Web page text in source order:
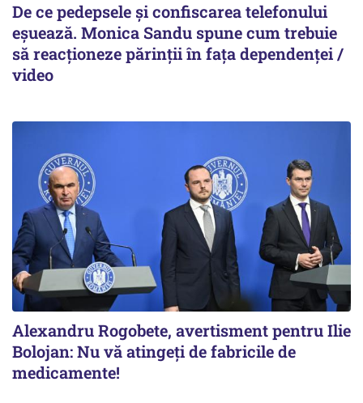
De ce pedepsele și confiscarea telefonului
eșuează. Monica Sandu spune cum trebuie
să reacționeze părinții în fața dependenței /
video
Alexandru Rogobete, avertisment pentru Ilie
Bolojan: Nu vă atingeți de fabricile de
medicamente!